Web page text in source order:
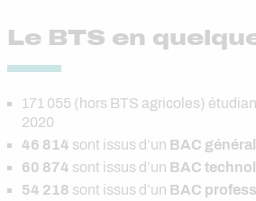
Le BTS en
171 055 (hors BTS agricoles)
2020
46 814 sont issus d’un BAC général
60 874 sont issus d’un BAC
54 218 sont issus d’un BAC